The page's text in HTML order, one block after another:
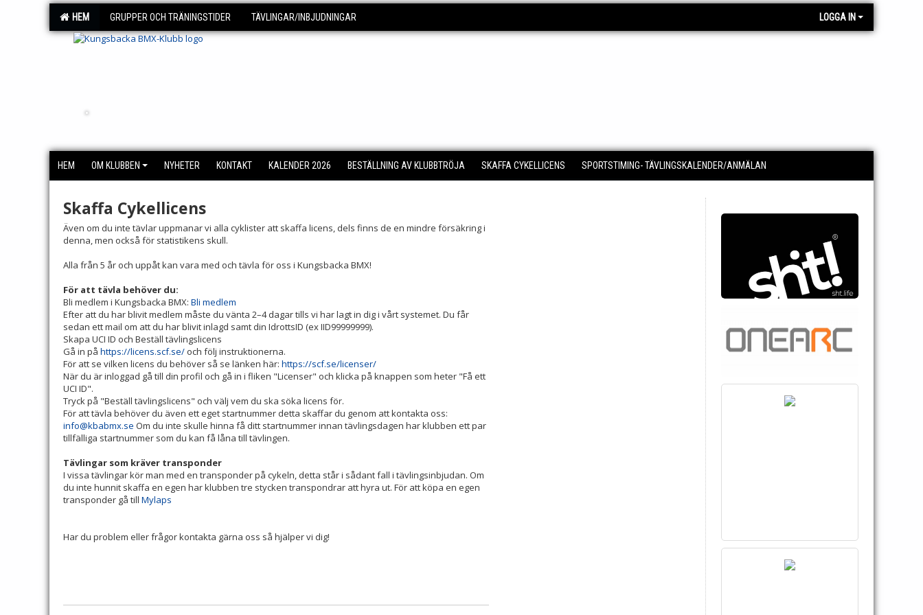
HEM GRUPPER OCH TRÄNINGSTIDER TÄVLINGAR/INBJUDNINGAR LOGGA IN
.
HEM OM KLUBBEN NYHETER KONTAKT KALENDER 2026 BESTÄLLNING AV KLUBBTRÖJA SKAFFA CYKELLICENS SPORTSTIMING- TÄVLINGSKALENDER/ANMÄLAN
Skaffa Cykellicens
Även om du inte tävlar uppmanar vi alla cyklister att skaffa licens, dels finns de en mindre försäkring i
denna, men också för statistikens skull.
Alla från 5 år och uppåt kan vara med och tävla för oss i Kungsbacka BMX!
För att tävla behöver du:
Bli medlem i Kungsbacka BMX: Bli medlem
Efter att du har blivit medlem måste du vänta 2–4 dagar tills vi har lagt in dig i vårt systemet. Du får
sedan ett mail om att du har blivit inlagd samt din IdrottsID (ex IID99999999).
Skapa UCI ID och Beställ tävlingslicens
Gå in på https://licens.scf.se/ och följ instruktionerna.
För att se vilken licens du behöver så se länken här: https://scf.se/licenser/
När du är inloggad gå till din profil och gå in i fliken "Licenser" och klicka på knappen som heter "Få ett
UCI ID".
Tryck på "Beställ tävlingslicens" och välj vem du ska söka licens för.
För att tävla behöver du även ett eget startnummer detta skaffar du genom att kontakta oss:
info@kbabmx.se Om du inte skulle hinna få ditt startnummer innan tävlingsdagen har klubben ett par
tillfälliga startnummer som du kan få låna till tävlingen.
Tävlingar som kräver transponder
I vissa tävlingar kör man med en transponder på cykeln, detta står i sådant fall i tävlingsinbjudan. Om
du inte hunnit skaffa en egen har klubben tre stycken transpondrar att hyra ut. För att köpa en egen
transponder gå till Mylaps
Har du problem eller frågor kontakta gärna oss så hjälper vi dig!